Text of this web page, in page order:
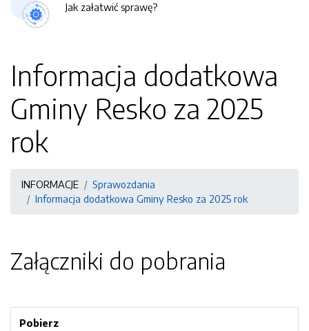
Jak załatwić sprawę?
Informacja dodatkowa
Gminy Resko za 2025
rok
INFORMACJE
Sprawozdania
Informacja dodatkowa Gminy Resko za 2025 rok
Załączniki do pobrania
Pobierz